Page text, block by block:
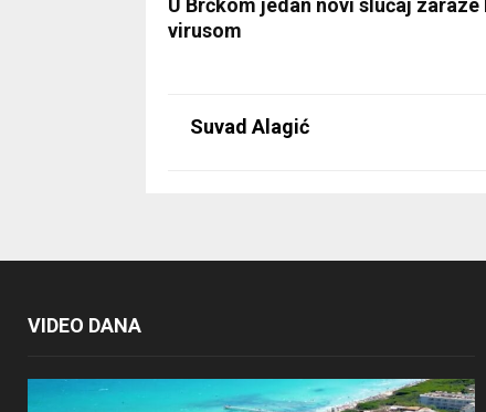
U Brčkom jedan novi slučaj
virusom
Suvad Alagić
VIDEO DANA